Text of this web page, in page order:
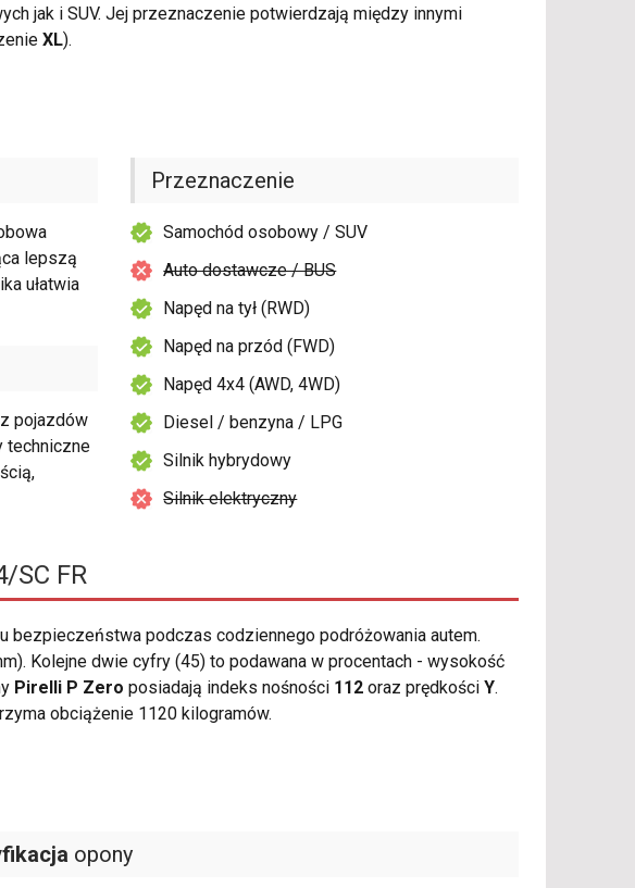
jak i SUV. Jej przeznaczenie potwierdzają między innymi
XL).
lepszą
ułatwia
pojazdów
techniczne
Przeznaczenie
Samochód osobowy / SUV
Auto dostawcze / BUS
Napęd na tył (RWD)
Napęd na przód (FWD)
Napęd 4x4 (AWD, 4WD)
Diesel / benzyna / LPG
Silnik hybrydowy
Silnik elektryczny
SC FR
bezpieczeństwa podczas codziennego podróżowania autem.
Kolejne dwie cyfry (45) to podawana w procentach - wysokość
Pirelli P Zero posiadają indeks nośności 112 oraz prędkości Y.
obciążenie 1120 kilogramów.
opony